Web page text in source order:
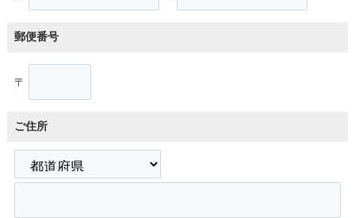
郵便番号
〒
ご住所